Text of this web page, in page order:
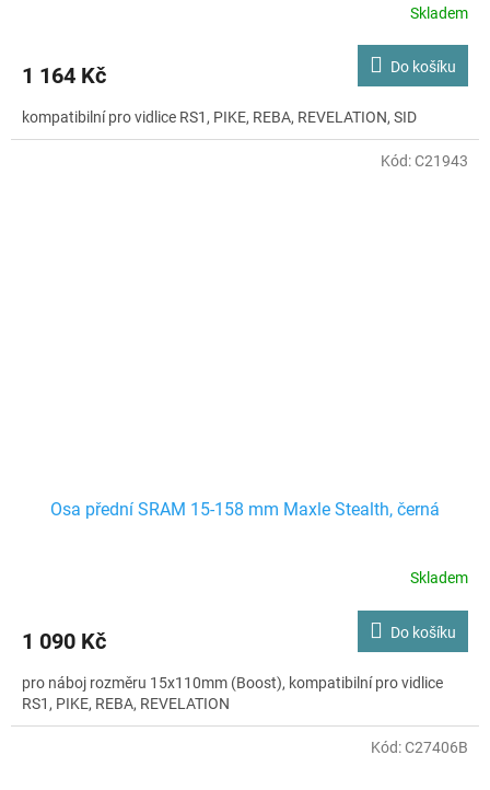
Skladem
1 164 Kč Do košíku
kompatibilní pro vidlice RS1, PIKE, REBA, REVELATION, SID
Osa přední SRAM 15-158 mm Maxle Stealth, černá
Skladem
1 090 Kč Do košíku
pro náboj rozměru 15x110mm (Boost), kompatibilní pro vidlice
RS1, PIKE, REBA, REVELATION
Kód:C21943
Kód:C27406B